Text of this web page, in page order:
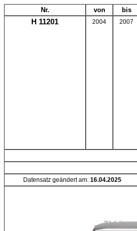
Nr. von bis
H 11201 2004 2007
Datensatz geändert am: 16.04.2025